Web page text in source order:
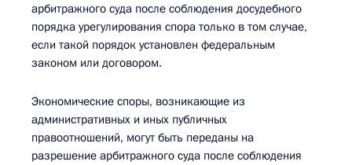
арбитражного суда после соблюдения досудебного
порядка урегулирования спора только в том случае,
если такой порядок установлен федеральным
законом или договором.
Экономические споры, возникающие из
административных и иных публичных
правоотношений, могут быть переданы на
разрешение арбитражного суда после соблюдения